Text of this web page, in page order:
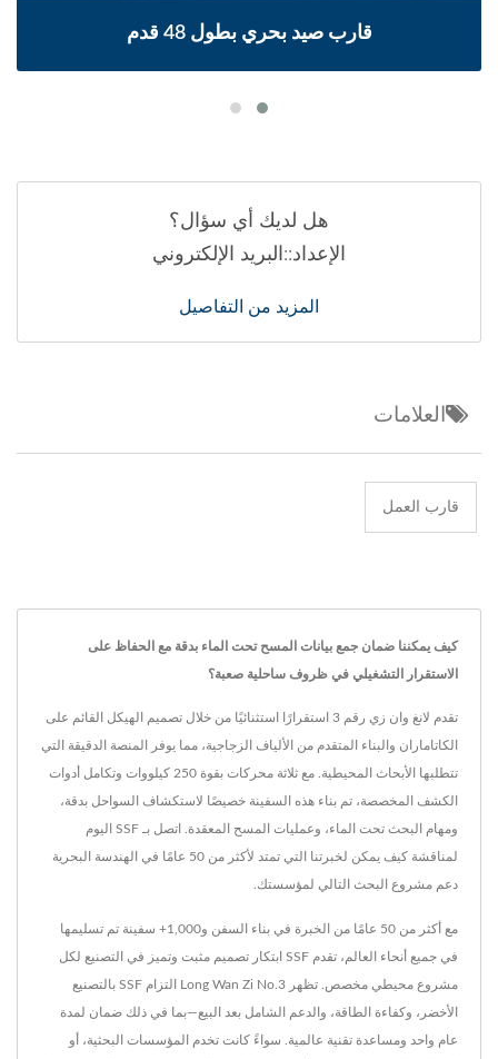
قارب صيد بحري بطول 48 قدم
هل لديك أي سؤال؟
الإعداد::البريد الإلكتروني
المزيد من التفاصيل
العلامات
قارب العمل
كيف يمكننا ضمان جمع بيانات المسح تحت الماء بدقة مع الحفاظ على
الاستقرار التشغيلي في ظروف ساحلية صعبة؟
تقدم لانغ وان زي رقم 3 استقرارًا استثنائيًا من خلال تصميم الهيكل القائم على
الكاتاماران والبناء المتقدم من الألياف الزجاجية، مما يوفر المنصة الدقيقة التي
تتطلبها الأبحاث المحيطية. مع ثلاثة محركات بقوة 250 كيلووات وتكامل أدوات
الكشف المخصصة، تم بناء هذه السفينة خصيصًا لاستكشاف السواحل بدقة،
ومهام البحث تحت الماء، وعمليات المسح المعقدة. اتصل بـ SSF اليوم
لمناقشة كيف يمكن لخبرتنا التي تمتد لأكثر من 50 عامًا في الهندسة البحرية
دعم مشروع البحث التالي لمؤسستك.
مع أكثر من 50 عامًا من الخبرة في بناء السفن و1,000+ سفينة تم تسليمها
في جميع أنحاء العالم، تقدم SSF ابتكار تصميم مثبت وتميز في التصنيع لكل
مشروع محيطي مخصص. تظهر Long Wan Zi No.3 التزام SSF بالتصنيع
الأخضر، وكفاءة الطاقة، والدعم الشامل بعد البيع—بما في ذلك ضمان لمدة
عام واحد ومساعدة تقنية عالمية. سواءً كانت تخدم المؤسسات البحثية، أو